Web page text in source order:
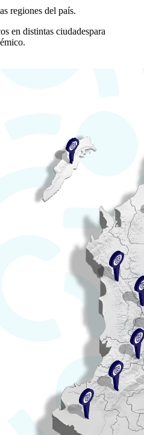
regiones del país.
en distintas ciudadespara